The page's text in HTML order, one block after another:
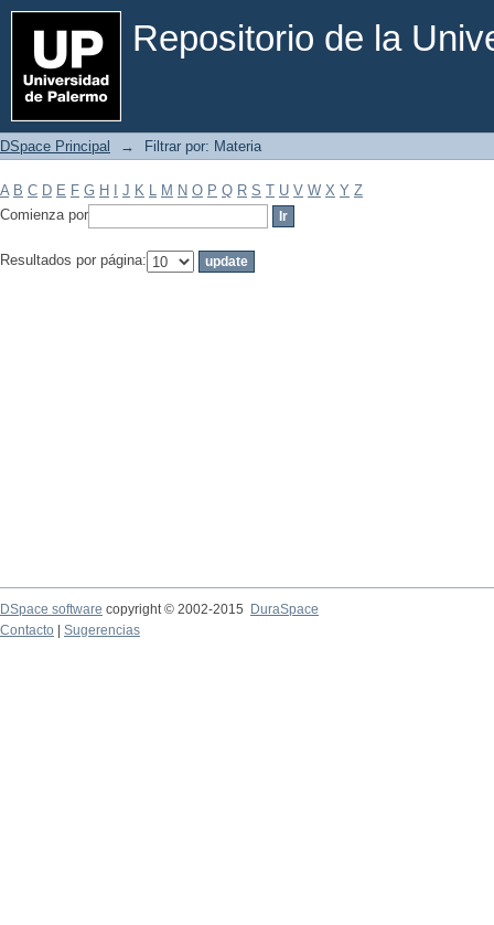
Repositorio de la
Filtrar por: Materia
DSpace Principal → Filtrar por: Materia
A B C D E F G H J K L M N O P Q R S T U V W X Y Z
Comienza por
Resultados por página:
DSpace software copyright © 2002-2015
DuraSpace
Contacto
Sugerencias